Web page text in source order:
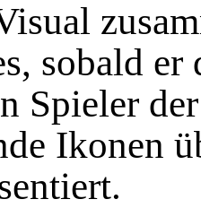
sobald er
Spieler
Ikonen